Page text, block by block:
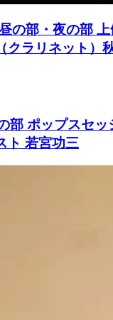
の部・夜の部 上
クラリネット）
部 ポップスセッ
ト 若宮功三